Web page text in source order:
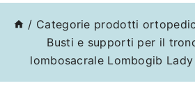
/ Categorie prodotti
Busti e supporti per il
lombosacrale Lombogib